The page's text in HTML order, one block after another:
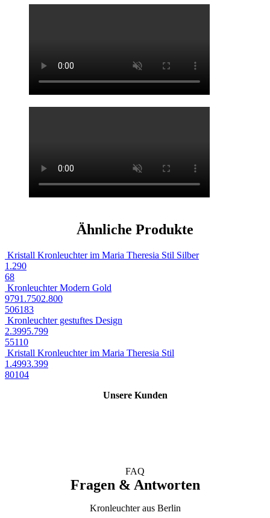
Ähnliche Produkte
Kristall Kronleuchter im Maria Theresia Stil Silber
1.290
68
Kronleuchter Modern Gold
9791.7502.800
506183
Kronleuchter gestuftes Design
2.3995.799
55110
Kristall Kronleuchter im Maria Theresia Stil
1.4993.399
80104
Unsere Kunden
FAQ
Fragen & Antworten
Kronleuchter aus Berlin